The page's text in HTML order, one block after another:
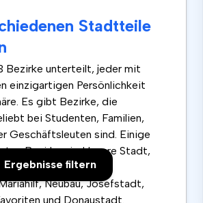
Ergebnisse filtern
Stadtteile
Bezirke unterteilt, jeder mit
einzigartigen Persönlichkeit
Es gibt Bezirke, die
bei Studenten, Familien,
Geschäftsleuten sind. Einige
Bezirke sind Innere Stadt,
Landstraße, Wieden,
Neubau, Josefstadt,
und Donaustadt.